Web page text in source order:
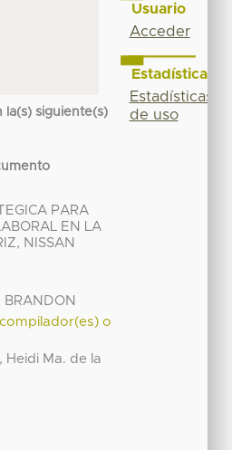
la(s) siguiente(s)
PARA
EN LA
NISSAN
BRANDON
o
Heidi Ma. de la
Usuario
Acceder
Estadísticas
Estadísticas
de uso